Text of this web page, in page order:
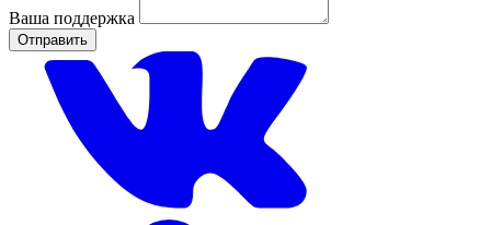
Ваша поддержка
Отправить